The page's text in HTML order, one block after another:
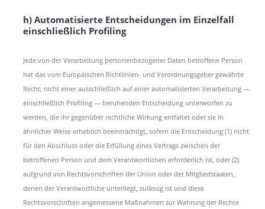
h) Automatisierte Entscheidungen im Einzelfall
einschließlich Profiling
Jede von der Verarbeitung personenbezogener Daten betroffene Person
hat das vom Europäischen Richtlinien- und Verordnungsgeber gewährte
Recht, nicht einer ausschließlich auf einer automatisierten Verarbeitung —
einschließlich Profiling — beruhenden Entscheidung unterworfen zu
werden, die ihr gegenüber rechtliche Wirkung entfaltet oder sie in
ähnlicher Weise erheblich beeinträchtigt, sofern die Entscheidung (1) nicht
für den Abschluss oder die Erfüllung eines Vertrags zwischen der
betroffenen Person und dem Verantwortlichen erforderlich ist, oder (2)
aufgrund von Rechtsvorschriften der Union oder der Mitgliedstaaten,
denen der Verantwortliche unterliegt, zulässig ist und diese
Rechtsvorschriften angemessene Maßnahmen zur Wahrung der Rechte